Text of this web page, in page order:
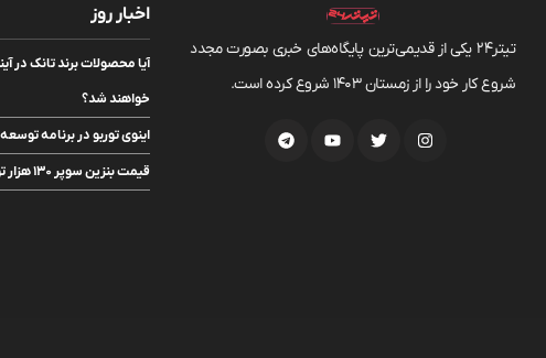
تیتر24 یکی از قدیمی‌ترین پایگاه‌های خبری بصورت مجدد
شروع کار خود را از زمستان 1403 شروع کرده است.
اخبار روز
آیا محصولات برند تانک در
خواهند شد؟
اینوی توربو در برنامه
قیمت بنزین سوپر ۱۳۰ هزار تومانی شد